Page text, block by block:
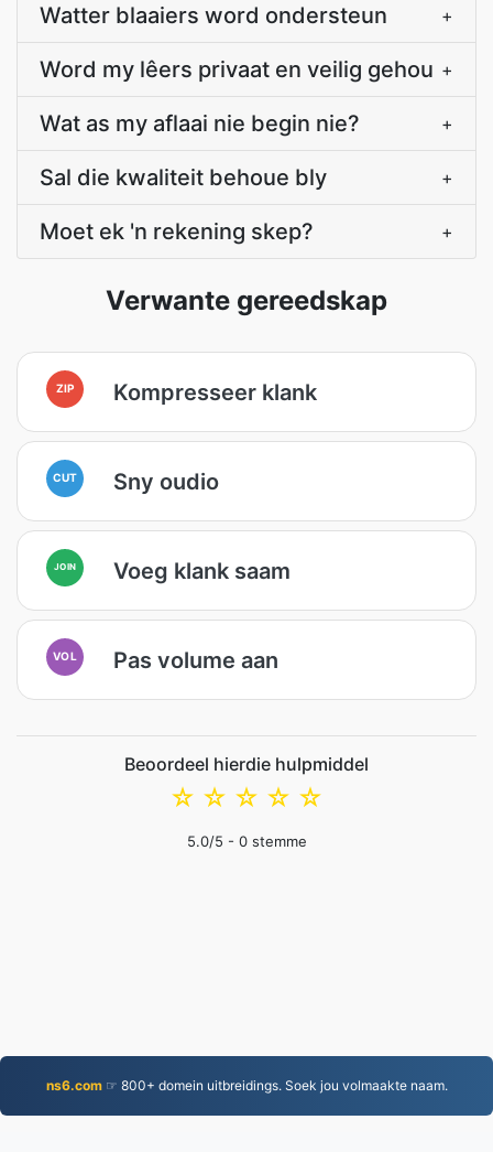
Watter blaaiers word ondersteun +
Word my lêers privaat en veilig gehou +
Wat as my aflaai nie begin nie? +
Sal die kwaliteit behoue bly +
Moet ek 'n rekening skep? +
Verwante gereedskap
ZIP Kompresseer klank
CUT Sny oudio
JOIN Voeg klank saam
VOL Pas volume aan
Beoordeel hierdie hulpmiddel
☆
☆
☆
☆
☆
5.0/5 - 0stemme
ns6.com☞ 800+ domein uitbreidings. Soek jou volmaakte naam.